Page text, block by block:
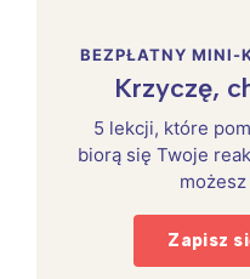
BEZPŁATNY MINI-
Krzyczę,
5 lekcji, które
biorą się Twoje
Zapisz